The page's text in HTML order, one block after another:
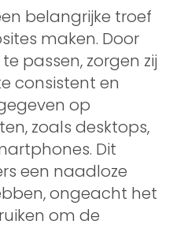
belangrijke troef
maken. Door
passen, zorgen zij
consistent en
op
zoals desktops,
Dit
een naadloze
ongeacht het
om de